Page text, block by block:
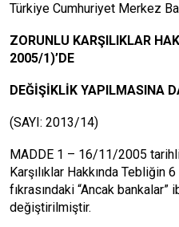
Türkiye Cumhuriyet Merkez
ZORUNLU KARŞILIKLAR
2005/1)’DE
DEĞİŞİKLİK YAPILMASINA
(SAYI: 2013/14)
MADDE 1 – 16/11/2005
Karşılıklar Hakkında Tebliğin
fıkrasındaki “Ancak bankalar”
değiştirilmiştir.